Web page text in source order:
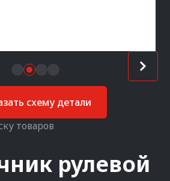
схему детали
товаров
рулевой